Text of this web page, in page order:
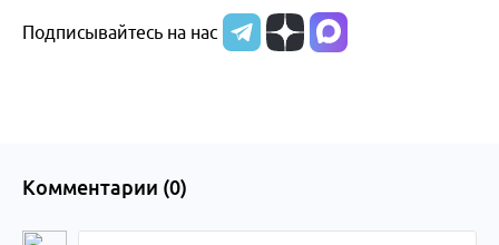
Подписывайтесь на нас
Комментарии (0)